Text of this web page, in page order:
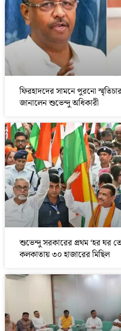
ফিরহাদদের সামনে পুরনো
জানালেন শুভেন্দু অধিকারী
শুভেন্দু সরকারের প্রথম ‘হর ঘর
কলকাতায় ৩০ হাজারের মিছিল